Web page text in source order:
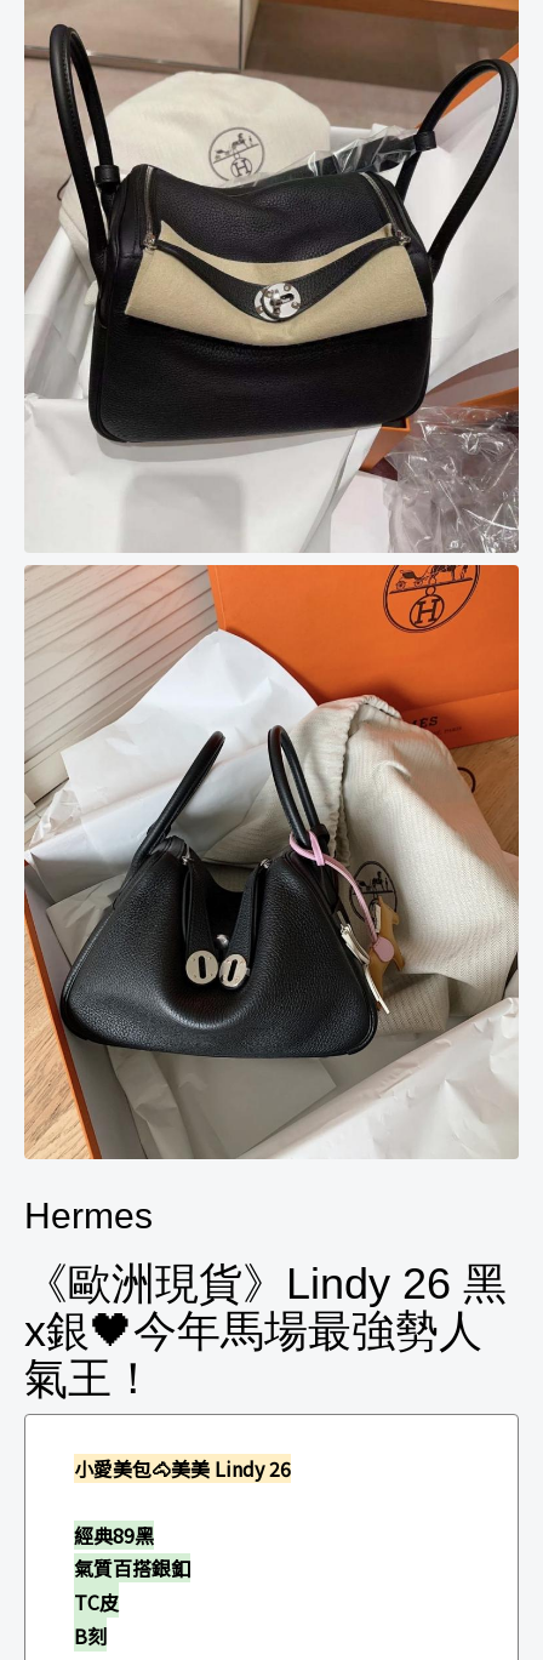
Hermes
《歐洲現貨》Lindy 26 黑
x銀🖤今年馬場最強勢人
氣王！
小愛美包🐴美美 Lindy 26
經典89黑
氣質百搭銀釦
TC皮
B刻